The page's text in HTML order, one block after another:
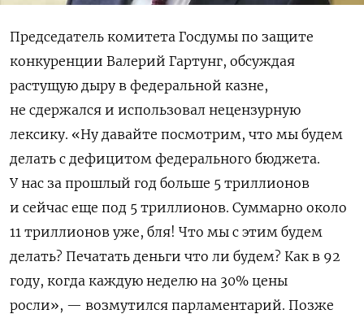
Председатель комитета Госдумы по защите
конкуренции Валерий Гартунг, обсуждая
растущую дыру в федеральной казне,
не сдержался и использовал нецензурную
лексику. «Ну давайте посмотрим, что мы будем
делать с дефицитом федерального бюджета.
У нас за прошлый год больше 5 триллионов
и сейчас еще под 5 триллионов. Суммарно около
11 триллионов уже, бля! Что мы с этим будем
делать? Печатать деньги что ли будем? Как в 92
году, когда каждую неделю на 30% цены
росли», — возмутился парламентарий. Позже